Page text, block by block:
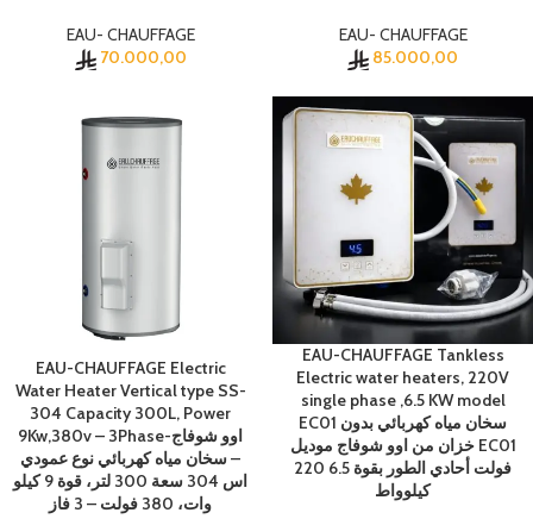
EAU- CHAUFFAGE
70.000,00
EAU- CHAUFFAGE
85.000,00
EAU-CHAUFFAGE Electric
Water Heater Vertical type SS-
304 Capacity 300L, Power
9Kw,380v – 3Phase-اوو شوفاج
– سخان مياه كهربائي نوع عمودي
اس 304 سعة 300 لتر، قوة 9 كيلو
وات، 380 فولت – 3 فاز
EAU-CHAUFFAGE Tankless
Electric water heaters, 220V
single phase ,6.5 KW model
EC01 سخان مياه كهربائي بدون
خزان من اوو شوفاج موديل EC01
220 فولت أحادي الطور بقوة 6.5
كيلوواط